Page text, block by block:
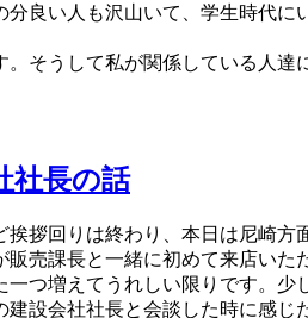
良い人も沢山いて、学生時代
そうして私が関係している人達
社長の話
拶回りは終わり、本日は尼崎
売課長と一緒に初めて来店い
つ増えてうれしい限りです。
設会社社長と会談した時に感じ